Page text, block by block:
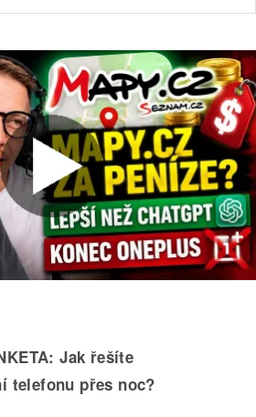
Jak řešíte
telefonu přes noc?